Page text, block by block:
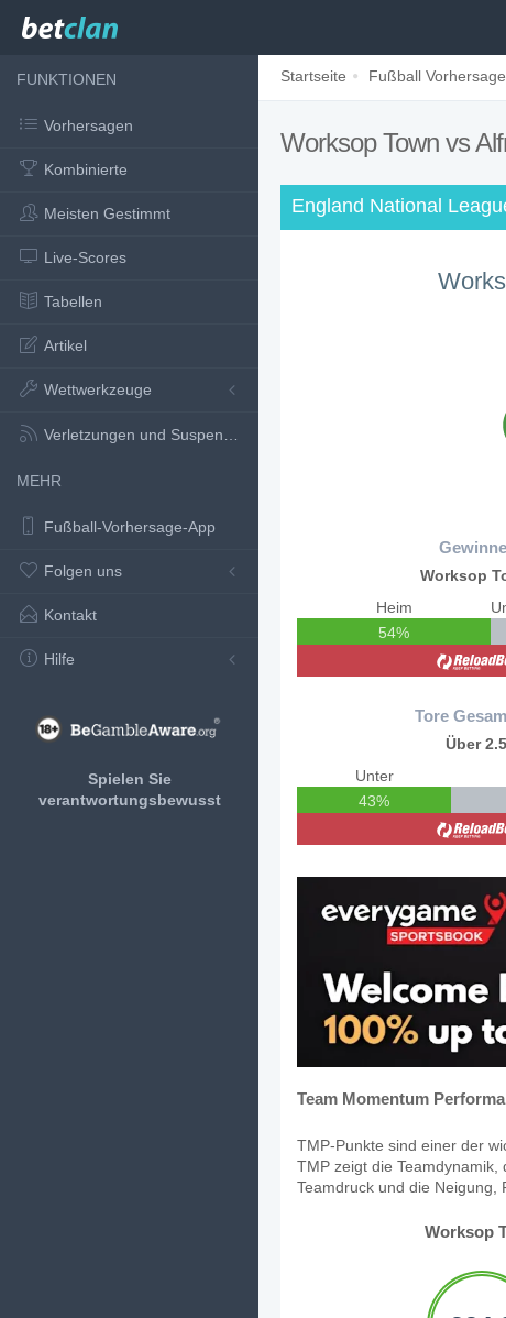
FUNKTIONEN
Vorhersagen
Kombinierte
Meisten Gestimmt
Live-Scores
Tabellen
Artikel
Wettwerkzeuge
Verletzungen und Suspensionen
MEHR
Fußball-Vorhersage-App
Folgen uns
Kontakt
Hilfe
Spielen Sie
verantwortungsbewusst
Startseite Fußball
Worksop Town vs
England National
Worksop
Heim
54%
Tore
Über 2.5
Unter
43%
Team Momentum
TMP-Punkte sind einer der
TMP zeigt die
Teamdruck und die Neigung,
Worksop